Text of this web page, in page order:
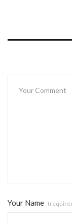
Your Name